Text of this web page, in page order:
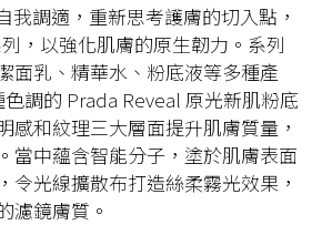
我調適，重新思考護膚的切入點，
，以強化肌膚的原生韌力。系列
面乳、精華水、粉底液等多種產
調的 Prada Reveal 原光新肌粉底
感和紋理三大層面提升肌膚質量，
當中蘊含智能分子，塗於肌膚表面
令光線擴散布打造絲柔霧光效果，
濾鏡膚質。